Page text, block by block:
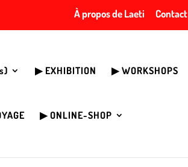
À propos de Laeti Contact
▶︎ EXHIBITION ▶︎ WORKSHOPS
▶︎ ONLINE-SHOP